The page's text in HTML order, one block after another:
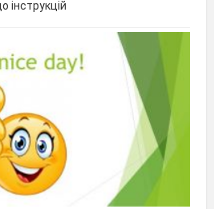
інструкцій